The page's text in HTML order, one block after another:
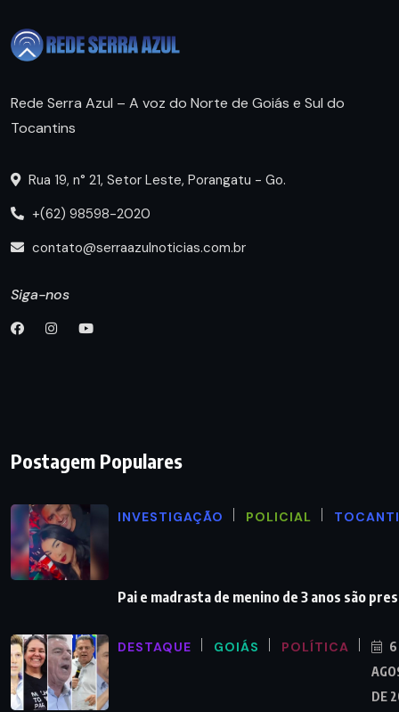
Rede Serra Azul – A voz do Norte de Goiás e Sul do
Tocantins
Rua 19, n° 21, Setor Leste, Porangatu - Go.
+(62) 98598-2020
contato@serraazulnoticias.com.br
Siga-nos
Postagem Populares
INVESTIGAÇÃO POLICIAL
Pai e madrasta de menino de 3 anos são
DESTAQUE GOIÁS POLÍTICA
6
DE